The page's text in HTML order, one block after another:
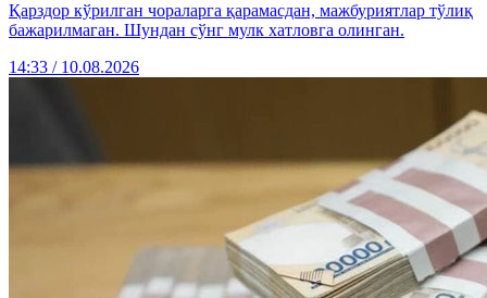
Қарздор кўрилган чораларга қарамасдан, мажбуриятлар тўлиқ
бажарилмаган. Шундан сўнг мулк хатловга олинган.
14:33 / 10.08.2026